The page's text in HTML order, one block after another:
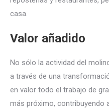
casa.
Valor añadido
No sólo la actividad del
a través de una
en valor todo el trabajo de
más próximo, contribuyendo